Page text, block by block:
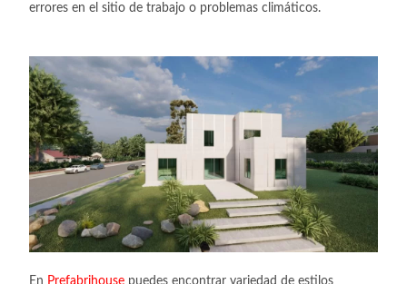
errores en el sitio de trabajo o problemas climáticos.
En Prefabrihouse puedes encontrar variedad de estilos